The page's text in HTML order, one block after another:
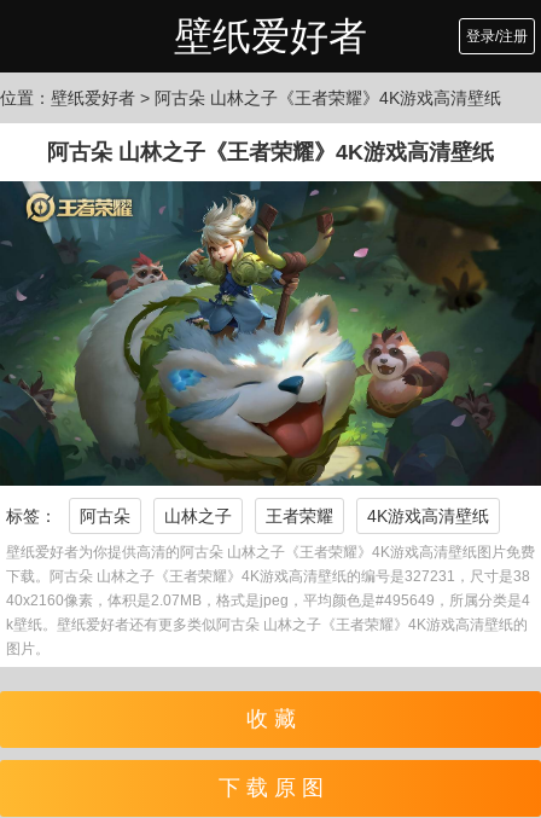
壁纸爱好者 登录/注册
位置： 壁纸爱好者 > 阿古朵 山林之子《王者荣耀》4K游戏高清壁纸
阿古朵 山林之子《王者荣耀》4K游戏高清壁纸
标签： 阿古朵 山林之子 王者荣耀 4K游戏高清壁纸
壁纸爱好者为你提供高清的阿古朵 山林之子《王者荣耀》4K游戏高清壁纸图片免费
下载。阿古朵 山林之子《王者荣耀》4K游戏高清壁纸的编号是327231，尺寸是38
40x2160像素，体积是2.07MB，格式是jpeg，平均颜色是#495649，所属分类是4
k壁纸。壁纸爱好者还有更多类似阿古朵 山林之子《王者荣耀》4K游戏高清壁纸的
图片。
收 藏
下 载 原 图